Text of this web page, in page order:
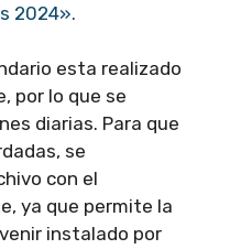
2024».
esta realizado
por lo que se
diarias. Para que
se
con el
ya que permite la
instalado por